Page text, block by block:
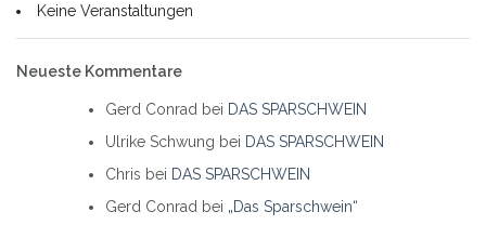
Keine Veranstaltungen
Neueste Kommentare
Gerd Conrad bei DAS SPARSCHWEIN
Ulrike Schwung bei DAS SPARSCHWEIN
Chris bei DAS SPARSCHWEIN
Gerd Conrad bei „Das Sparschwein“